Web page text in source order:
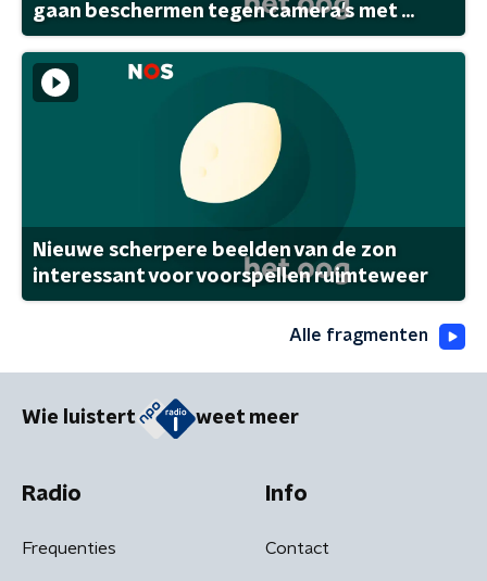
gaan beschermen tegen camera's met ...
Nieuwe scherpere beelden van de zon
interessant voor voorspellen ruimteweer
Alle fragmenten
Wie luistert weet meer
Radio
Frequenties
Info
Contact